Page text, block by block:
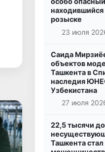
розыске
23 июля
Саида
объектов
Ташкента в
наследия
Узбекистана
27 июля
22,5 тысячи
Ташкента